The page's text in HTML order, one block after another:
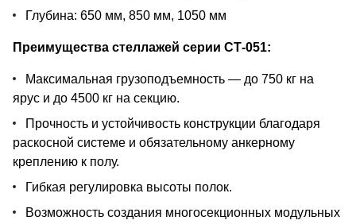
Глубина: 650 мм, 850 мм, 1050 мм
Преимущества стеллажей серии СТ-051:
Максимальная грузоподъемность — до 750 кг на
ярус и до 4500 кг на секцию.
Прочность и устойчивость конструкции благодаря
раскосной системе и обязательному анкерному
креплению к полу.
Гибкая регулировка высоты полок.
Возможность создания многосекционных модульных